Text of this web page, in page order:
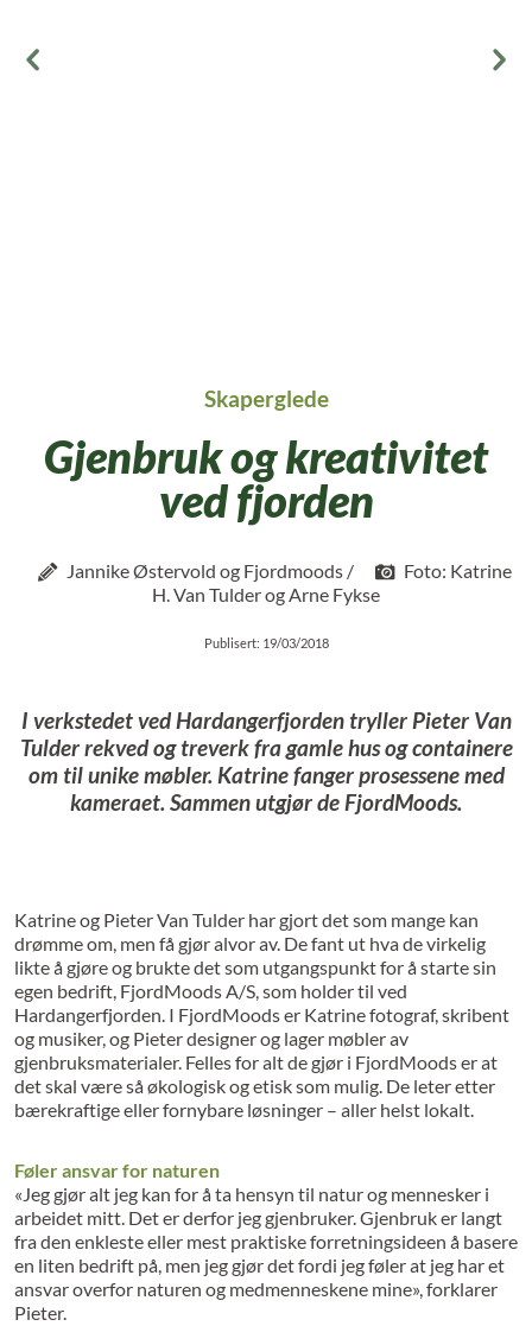
Skaperglede
Gjenbruk og kreativitet
ved fjorden
Jannike Østervold og Fjordmoods /
Foto: Katrine
H. Van Tulder og Arne Fykse
Publisert: 19/03/2018
I verkstedet ved Hardangerfjorden tryller Pieter Van
Tulder rekved og treverk fra gamle hus og containere
om til unike møbler. Katrine fanger prosessene med
kameraet. Sammen utgjør de FjordMoods.
Katrine og Pieter Van Tulder har gjort det som mange kan
drømme om, men få gjør alvor av. De fant ut hva de virkelig
likte å gjøre og brukte det som utgangspunkt for å starte sin
egen bedrift, FjordMoods A/S, som holder til ved
Hardangerfjorden. I FjordMoods er Katrine fotograf, skribent
og musiker, og Pieter designer og lager møbler av
gjenbruksmaterialer. Felles for alt de gjør i FjordMoods er at
det skal være så økologisk og etisk som mulig. De leter etter
bærekraftige eller fornybare løsninger – aller helst lokalt.
Føler ansvar for naturen
«Jeg gjør alt jeg kan for å ta hensyn til natur og mennesker i
arbeidet mitt. Det er derfor jeg gjenbruker. Gjenbruk er langt
fra den enkleste eller mest praktiske forretningsideen å basere
en liten bedrift på, men jeg gjør det fordi jeg føler at jeg har et
ansvar overfor naturen og medmenneskene mine», forklarer
Pieter.